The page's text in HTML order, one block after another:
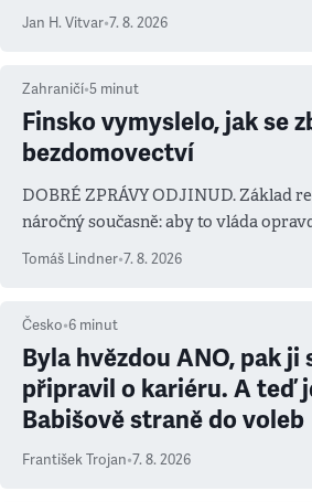
salvy i kritika pokrokářů
Jan H. Vitvar•7. 8. 2026
Zahraničí•5 minut
Finsko vymyslelo, jak se
bezdomovectví
DOBRÉ ZPRÁVY ODJINUD. Základ
náročný současně: aby to vláda
prioritu
Tomáš Lindner•7. 8. 2026
Česko•6 minut
Byla hvězdou ANO, pak ji
připravil o kariéru. A teď
Babišově straně do voleb
František Trojan•7. 8. 2026